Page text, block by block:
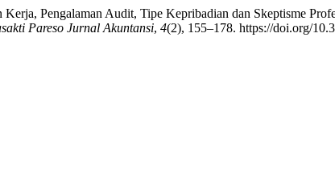
Pengalaman Audit, Tipe Kepribadian dan Skeptisme
Pareso Jurnal Akuntansi, 4(2), 155–178. https://doi.org/